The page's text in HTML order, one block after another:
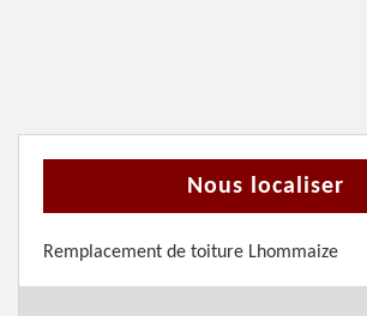
Nous localiser
Remplacement de toiture Lhommaize